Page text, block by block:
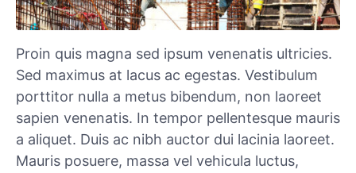
Proin quis magna sed ipsum venenatis ultricies.
Sed maximus at lacus ac egestas. Vestibulum
porttitor nulla a metus bibendum, non laoreet
sapien venenatis. In tempor pellentesque mauris
a aliquet. Duis ac nibh auctor dui lacinia laoreet.
Mauris posuere, massa vel vehicula luctus,